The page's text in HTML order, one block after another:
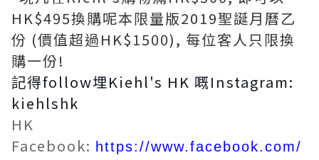
HK$495換購呢本限量版2019聖誕月曆乙
份 (價值超過HK$1500), 每位客人只限換
購一份!
記得follow埋Kiehl's HK 嘅Instagram:
kiehlshk
HK
Facebook: https://www.facebook.com/